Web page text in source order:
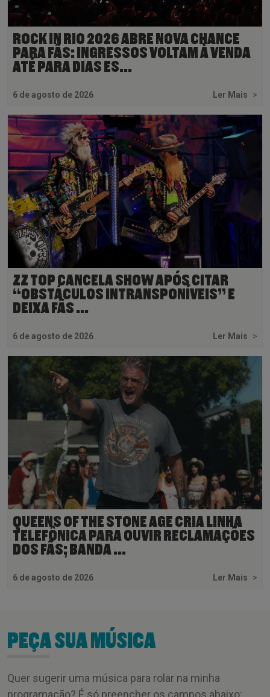
ROCK IN RIO 2026 ABRE NOVA CHANCE
PARA FÃS: INGRESSOS VOLTAM À VENDA
ATÉ PARA DIAS ES...
6 de agosto de 2026 Ler Mais >
ZZ TOP CANCELA SHOW APÓS CITAR
“OBSTÁCULOS INTRANSPONÍVEIS” E
DEIXA FÃS ...
6 de agosto de 2026 Ler Mais >
QUEENS OF THE STONE AGE CRIA LINHA
TELEFÔNICA PARA OUVIR RECLAMAÇÕES
DOS FÃS; BANDA ...
6 de agosto de 2026 Ler Mais >
PEÇA SUA MÚSICA
Quer sugerir uma música para rolar na minha